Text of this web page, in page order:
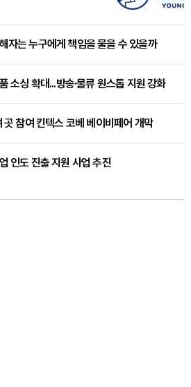
자는 누구에게 책임을 물을 수 있을까
소싱 확대...방송·물류 원스톱 지원 강화
참여 킨텍스 코베 베이비페어 개막
인도 진출 지원 사업 추진